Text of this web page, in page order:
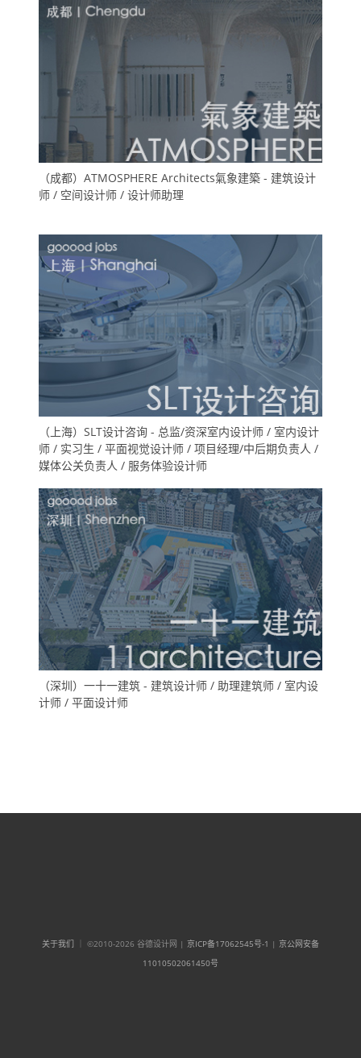
（成都）ATMOSPHERE Architects氣象建築 - 建筑设计
师 / 空间设计师 / 设计师助理
（上海）SLT设计咨询 - 总监/资深室内设计师 / 室内设计
师 / 实习生 / 平面视觉设计师 / 项目经理/中后期负责人 /
媒体公关负责人 / 服务体验设计师
（深圳）一十一建筑 - 建筑设计师 / 助理建筑师 / 室内设
计师 / 平面设计师
关于我们 ｜ ©2010-2026 谷德设计网 | 京ICP备17062545号-1 | 京公网安备
11010502061450号